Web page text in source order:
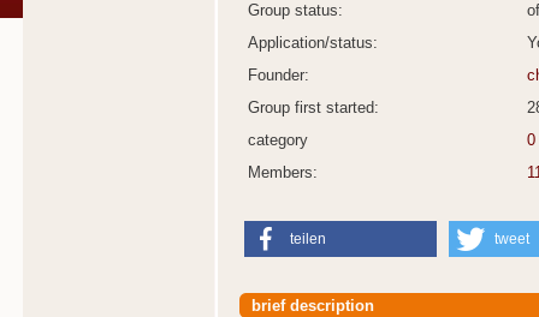
Group status:
Application/status:
Founder:
Group first started:
category
0
Members:
teilen tweet
brief description